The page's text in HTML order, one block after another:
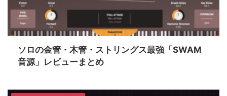
ソロの金管・木管・ストリングス最強「SWAM
音源」レビューまとめ